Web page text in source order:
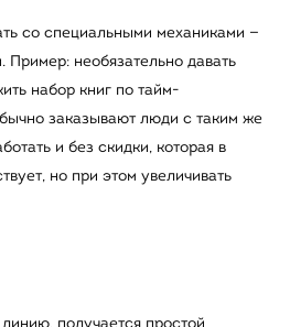
со специальными механиками —
Пример: необязательно давать
набор книг по тайм-
заказывают люди с таким же
и без скидки, которая в
но при этом увеличивать